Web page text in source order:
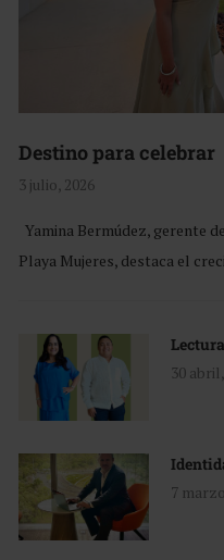
Destino para celebrar
3 julio, 2026
Yamina Bermúdez, gerente
Playa Mujeres, destaca el
30
7